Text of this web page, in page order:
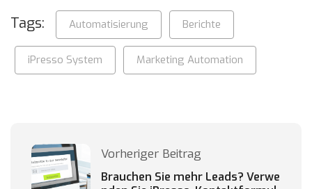
Tags: Automatisierung Berichte
iPresso System Marketing Automation
Vorheriger Beitrag
Brauchen Sie mehr Leads? Verwe